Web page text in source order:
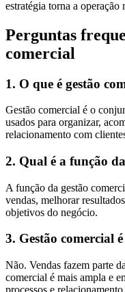
estratégia torna a operação
Perguntas
comercial
1. O que é gestão
Gestão comercial é o
usados para organizar,
relacionamento com
2. Qual é a função
A função da gestão
vendas, melhorar
objetivos do negócio.
3. Gestão comercial
Não. Vendas fazem parte
comercial é mais ampla e
processos e